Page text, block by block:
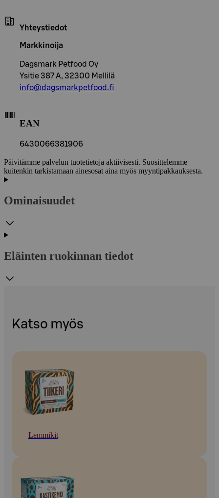
Yhteystiedot
Markkinoija
Dagsmark Petfood Oy
Ysitie 387 A, 32300 Mellilä
info@dagsmarkpetfood.fi
EAN
6430066381906
Päivitämme palvelun tuotetietoja aktiivisesti. Suosittelemme
kuitenkin tarkistamaan ainesosat aina myös myyntipakkauksesta.
Ominaisuudet
Eläinten ruokinnan tiedot
Katso myös
Lemmikit